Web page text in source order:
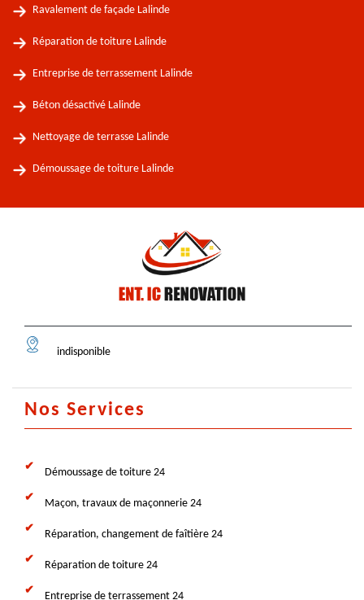
Ravalement de façade Lalinde
Réparation de toiture Lalinde
Entreprise de terrassement Lalinde
Béton désactivé Lalinde
Nettoyage de terrasse Lalinde
Démoussage de toiture Lalinde
indisponible
Nos Services
Démoussage de toiture 24
Maçon, travaux de maçonnerie 24
Réparation, changement de faîtière 24
Réparation de toiture 24
Entreprise de terrassement 24